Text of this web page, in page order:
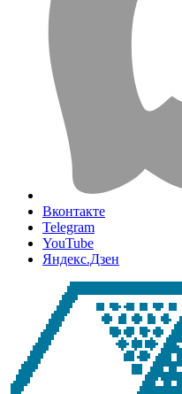
Вконтакте
Telegram
YouTube
Яндекс.Дзен